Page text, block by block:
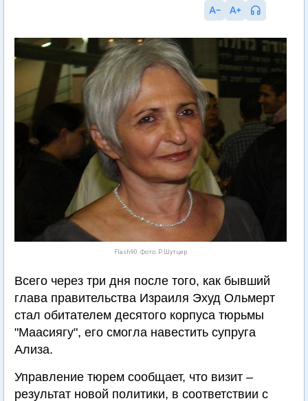
Flash90. Фото: Р.Шутцер
Всего через три дня после того, как бывший
глава правительства Израиля Эхуд Ольмерт
стал обитателем десятого корпуса тюрьмы
"Маасиягу", его смогла навестить супруга
Ализа.
Управление тюрем сообщает, что визит –
результат новой политики, в соответствии с